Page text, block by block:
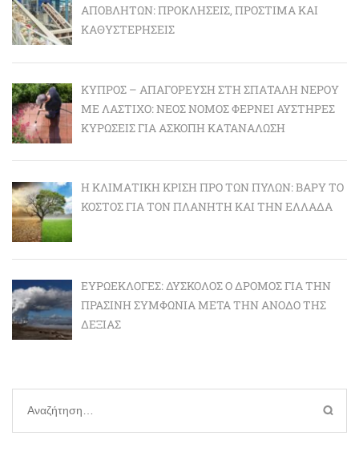
ΑΠΟΒΛΉΤΩΝ: ΠΡΟΚΛΉΣΕΙΣ, ΠΡΌΣΤΙΜΑ ΚΑΙ
ΚΑΘΥΣΤΕΡΉΣΕΙΣ
ΚΎΠΡΟΣ – ΑΠΑΓΌΡΕΥΣΗ ΣΤΗ ΣΠΑΤΆΛΗ ΝΕΡΟΎ
ΜΕ ΛΆΣΤΙΧΟ: ΝΈΟΣ ΝΌΜΟΣ ΦΈΡΝΕΙ ΑΥΣΤΗΡΈΣ
ΚΥΡΏΣΕΙΣ ΓΙΑ ΆΣΚΟΠΗ ΚΑΤΑΝΆΛΩΣΗ
Η ΚΛΙΜΑΤΙΚΉ ΚΡΊΣΗ ΠΡΟ ΤΩΝ ΠΥΛΏΝ: BΑΡΎ ΤΟ
ΚΌΣΤΟΣ ΓΙΑ ΤΟΝ ΠΛΑΝΉΤΗ ΚΑΙ ΤΗΝ ΕΛΛΆΔΑ
ΕΥΡΩΕΚΛΟΓΈΣ: ΔΎΣΚΟΛΟΣ Ο ΔΡΌΜΟΣ ΓΙΑ ΤΗΝ
ΠΡΆΣΙΝΗ ΣΥΜΦΩΝΊΑ ΜΕΤΆ ΤΗΝ ΆΝΟΔΟ ΤΗΣ
ΔΕΞΙΆΣ
Αναζήτηση
για: